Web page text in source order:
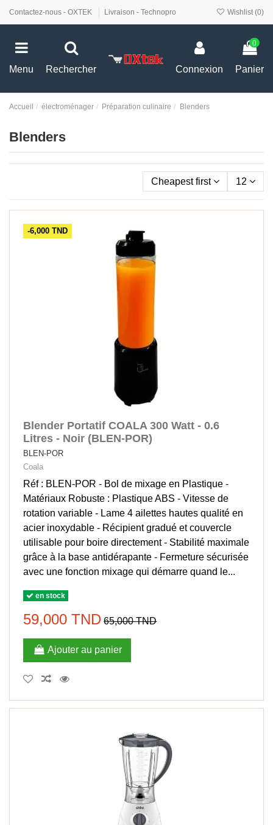
Contactez-nous - OXTEK Livraison - Technopro Wishlist (0)
Menu Rechercher Connexion
0
Panier
Accueil électroménager Préparation culinaire Blenders
Blenders
Cheapest first 12
-6,000 TND
Blender Portatif COALA 300 Watt - 0.6
Litres - Noir (BLEN-POR)
BLEN-POR
Coala
Réf : BLEN-POR - Bol de mixage en Plastique -
Matériaux Robuste : Plastique ABS - Vitesse de
rotation variable - Lame 4 ailettes hautes qualité en
acier inoxydable - Récipient gradué et couvercle
utilisable pour boire directement - Stabilité maximale
grâce à la base antidérapante - Fermeture sécurisée
avec une fonction mixage qui démarre quand le...
en stock
59,000 TND 65,000 TND
Ajouter au panier